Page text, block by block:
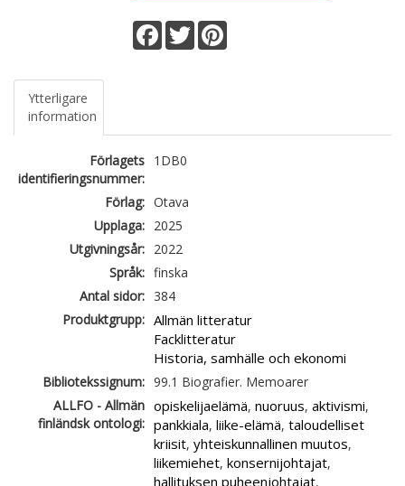
Facebook
Twitter
Ytterligare
information
Förlagets
identifieringsnummer:
1DB0
Förlag: Otava
Upplaga: 2025
Utgivningsår: 2022
Språk: finska
Antal sidor: 384
Produktgrupp: Allmän litteratur
Facklitteratur
Historia, samhälle och ekonomi
Bibliotekssignum: 99.1 Biografier. Memoarer
ALLFO - Allmän
finländsk ontologi:
opiskelijaelämä, nuoruus, aktivismi,
pankkiala, liike-elämä, taloudelliset
kriisit, yhteiskunnallinen muutos,
liikemiehet, konsernijohtajat,
hallituksen puheenjohtajat,